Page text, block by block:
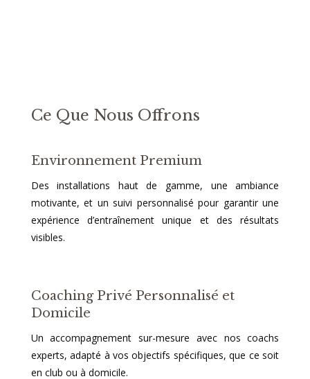
Ce Que Nous Offrons
Environnement Premium
Des installations haut de gamme, une ambiance
motivante, et un suivi personnalisé pour garantir une
expérience d’entraînement unique et des résultats
visibles.
Coaching Privé Personnalisé et
Domicile
Un accompagnement sur-mesure avec nos coachs
experts, adapté à vos objectifs spécifiques, que ce soit
en club ou à domicile.